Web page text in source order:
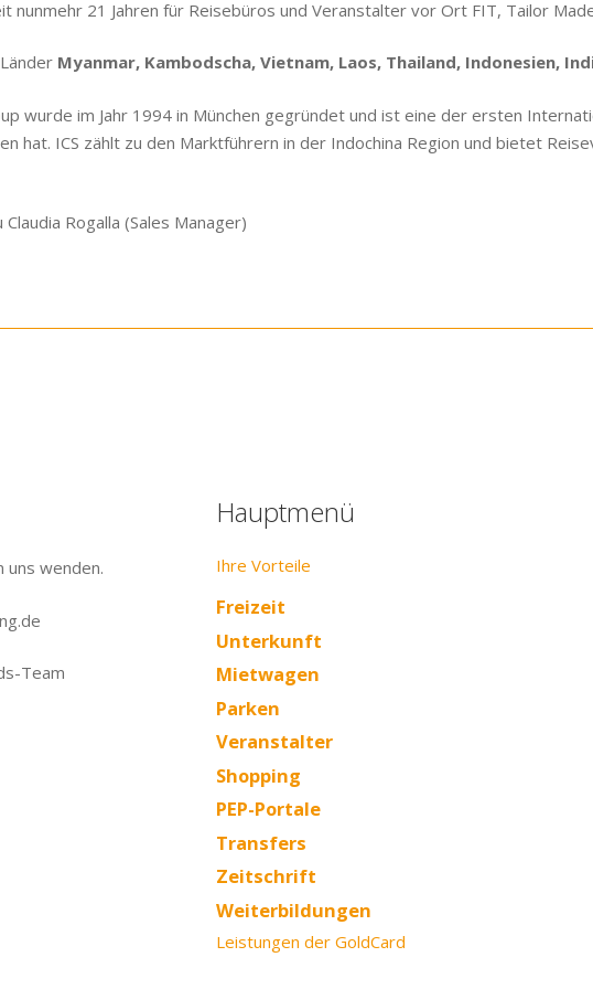
nunmehr 21 Jahren für Reisebüros und Veranstalter vor Ort FIT, Tailor
Myanmar, Kambodscha, Vietnam, Laos, Thailand, Indonesien,
wurde im Jahr 1994 in München gegründet und ist eine der ersten
hat. ICS zählt zu den Marktführern in der Indochina Region und bietet
Rogalla (Sales Manager)
uns wenden.
Team
Hauptmenü
Ihre Vorteile
Freizeit
Unterkunft
Mietwagen
Parken
Veranstalter
Shopping
PEP-Portale
Transfers
Zeitschrift
Weiterbildungen
Leistungen der GoldCard